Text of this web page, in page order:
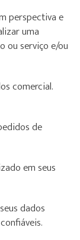
perspectiva e
uma
ou serviço e/ou
comercial.
de
em seus
dados